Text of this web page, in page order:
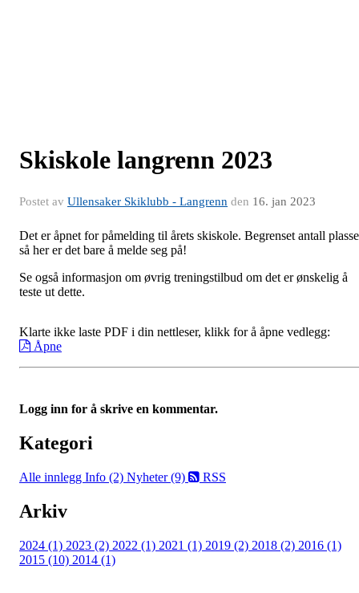
Skiskole langrenn 2023
Postet av Ullensaker Skiklubb - Langrenn den 16. jan 2023
Det er åpnet for påmelding til årets skiskole. Begrenset antall
så her er det bare å melde seg på!
Se også informasjon om øvrig treningstilbud om det er ønskelig å
teste ut dette.
Klarte ikke laste PDF i din nettleser, klikk for å åpne vedlegg:
Åpne
Logg inn for å skrive en kommentar.
Kategori
Alle innlegg Info (2) Nyheter (9) RSS
Arkiv
2024 (1) 2023 (2) 2022 (1) 2021 (1) 2019 (2) 2018 (2) 2016 (1)
2015 (10) 2014 (1)